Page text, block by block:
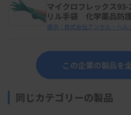
マイクロフレックス
リル手袋 化学薬品防
提供：株式会社アンセル・ヘル
この企業の製品を
同じカテゴリーの製品